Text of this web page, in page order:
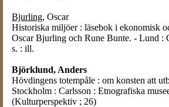
Bjurling, Oscar
Historiska miljöer : läsebok i ekonomisk
Oscar Bjurling och Rune Bunte. - Lund :
s. : ill.
Björklund, Anders
Hövdingens totempåle : om konsten att
Stockholm : Carlsson : Etnografiska
(Kulturperspektiv ; 26)